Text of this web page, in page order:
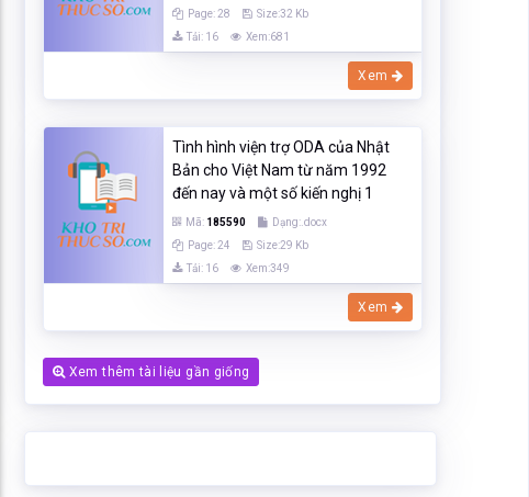
Page: 28
Size:32 Kb
Tải: 16
Xem:681
Xem
Tình hình viện trợ ODA của Nhật
Bản cho Việt Nam từ năm 1992
đến nay và một số kiến nghị 1
Mã: 185590
Dạng:.docx
Page: 24
Size:29 Kb
Tải: 16
Xem:349
Xem
Xem thêm tài liệu gần giống